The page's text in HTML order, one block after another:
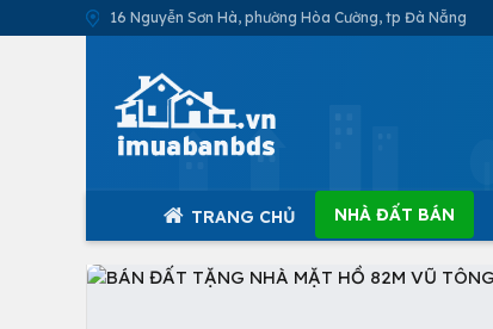
16 Nguyễn Sơn Hà, phường Hòa Cường, tp Đà Nẵng
TRANG CHỦ NHÀ ĐẤT BÁN